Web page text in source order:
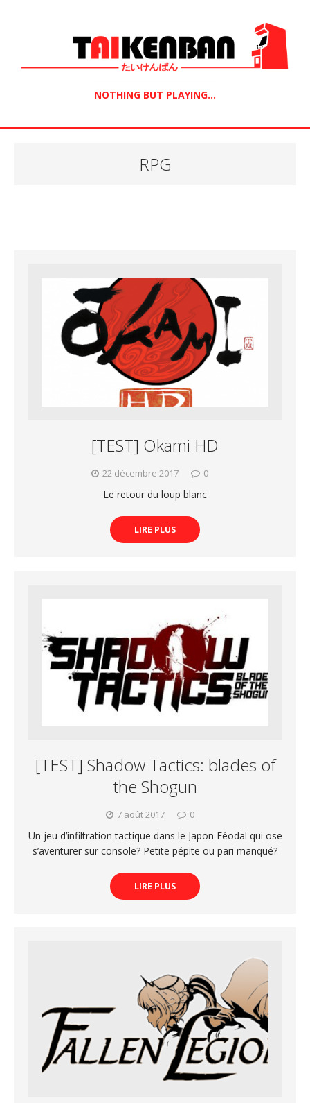
NOTHING BUT PLAYING...
RPG
[TEST] Okami HD
22 décembre 2017 0
Le retour du loup blanc
LIRE PLUS
[TEST] Shadow Tactics: blades of
the Shogun
7 août 2017 0
Un jeu d’infiltration tactique dans le Japon Féodal qui ose
s’aventurer sur console? Petite pépite ou pari manqué?
LIRE PLUS